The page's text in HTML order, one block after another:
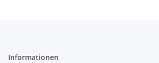
Informationen